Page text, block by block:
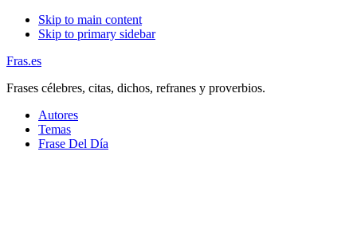
Skip to main content
Skip to primary sidebar
Fras.es
Frases célebres, citas, dichos, refranes y proverbios.
Autores
Temas
Frase Del Día